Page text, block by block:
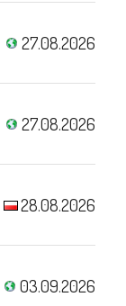
27.08.2026
27.08.2026
28.08.2026
03.09.2026